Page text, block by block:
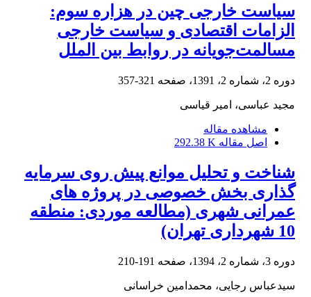
سیاست خارجی چین در هزاره سوم:
الزامات اقتصادی و سیاست خارجی
مسالمت‌جویانه در روابط بین الملل
دوره 2، شماره 2، 1391، صفحه 321-357
مجید عباسی، امیر قیاسی
مشاهده مقاله
اصل مقاله 292.38 K
شناخت و تحلیل موانع پیش روی سرمایه
گذاری بخش خصوصی در پروژه های
عمرانی شهری (مطالعه موردی: منطقه
10 شهرداری تهران)
دوره 3، شماره 2، 1394، صفحه 191-210
سیدعباس رجایی، محمدامین خراسانی